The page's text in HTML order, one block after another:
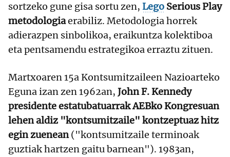
sortzeko gune gisa sortu zen, Lego Serious Play
metodologiaerabiliz. Metodologia horrek
adierazpen sinbolikoa, eraikuntza kolektiboa
eta pentsamendu estrategikoa erraztu zituen.
Martxoaren 15a Kontsumitzaileen Nazioarteko
Eguna izan zen 1962an, John F. Kennedy
presidente estatubatuarrak AEBko Kongresuan
lehen aldiz "kontsumitzaile" kontzeptuaz hitz
egin zuenean("kontsumitzaile terminoak
guztiak hartzen gaitu barnean"). 1983an,